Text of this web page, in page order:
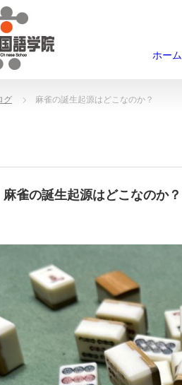
ホーム
グ 麻雀の誕生起源はどこなのか？
麻雀の誕生起源はどこなのか？